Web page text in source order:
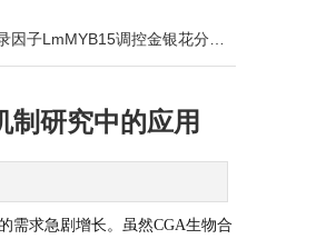
调控金银花分子机制研究中的应用
制研究中的应用
需求急剧增长。虽然CGA生物合